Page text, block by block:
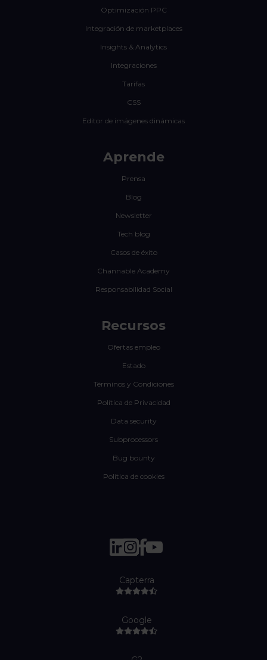
Optimización PPC
Integración de marketplaces
Insights & Analytics
Integraciones
Tarifas
CSS
Editor de imágenes dinámicas
Aprende
Prensa
Blog
Newsletter
Tech blog
Casos de éxito
Channable Academy
Responsabilidad Social
Recursos
Ofertas empleo
Estado
Términos y Condiciones
Política de Privacidad
Data security
Subprocessors
Bug bounty
Política de cookies
Capterra
Google